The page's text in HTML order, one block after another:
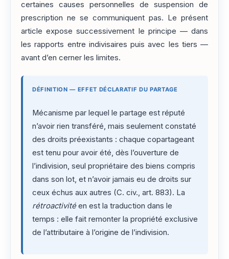
certaines causes personnelles de suspension de
prescription ne se communiquent pas. Le présent
article expose successivement le principe — dans
les rapports entre indivisaires puis avec les tiers —
avant d’en cerner les limites.
DÉFINITION — EFFET DÉCLARATIF DU PARTAGE
Mécanisme par lequel le partage est réputé
n’avoir rien transféré, mais seulement constaté
des droits préexistants : chaque copartageant
est tenu pour avoir été, dès l’ouverture de
l’indivision, seul propriétaire des biens compris
dans son lot, et n’avoir jamais eu de droits sur
ceux échus aux autres (C. civ., art. 883). La
rétroactivitéen est la traduction dans le
temps : elle fait remonter la propriété exclusive
de l’attributaire à l’origine de l’indivision.